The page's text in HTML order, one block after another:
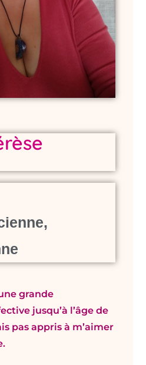
grande
jusqu’à l’âge de
pas appris à m’aimer